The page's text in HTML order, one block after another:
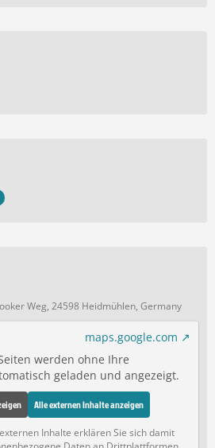
Weg, 24598 Heidmühlen, Germany
maps.google.com
werden ohne Ihre
geladen und angezeigt.
Alle externen Inhalte anzeigen
Inhalte erklären Sie sich damit